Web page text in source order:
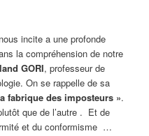
nous incite a une profonde
la compréhension de notre
GORI, professeur de
On se rappelle de sa
fabrique des imposteurs ».
que de l’autre . Et de
et du conformisme …